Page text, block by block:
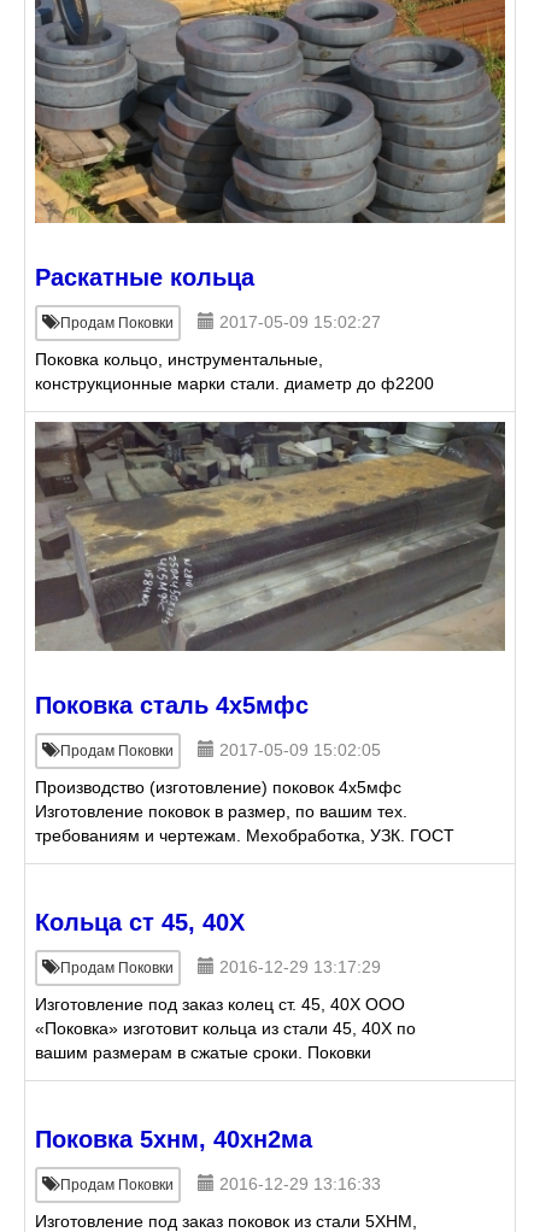
Раскатные кольца
Продам Поковки
2017-05-09 15:02:27
Поковка кольцо, инструментальные,
конструкционные марки стали. диаметр до ф2200
Поковка сталь 4х5мфс
Продам Поковки
2017-05-09 15:02:05
Производство (изготовление) поковок 4х5мфс
Изготовление поковок в размер, по вашим тех.
требованиям и чертежам. Мехобработка, УЗК. ГОСТ
8479-70. КП (категория прочности) 440, 490,540,
Кольца ст 45, 40Х
Продам Поковки
2016-12-29 13:17:29
Изготовление под заказ колец ст. 45, 40Х ООО
«Поковка» изготовит кольца из стали 45, 40Х по
вашим размерам в сжатые сроки. Поковки
поставляются по ГОСТ 8479-70.
Поковка 5хнм, 40хн2ма
Продам Поковки
2016-12-29 13:16:33
Изготовление под заказ поковок из стали 5ХНМ,